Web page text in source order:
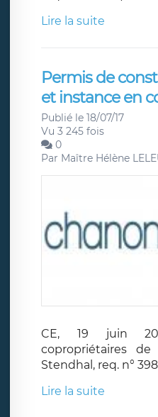
Lire la suite
Permis de
et instance en
Publié le 18/07/17
Vu 3 245 fois
0
Par Maître Hélène
CE, 19 juin
copropriétaires
Stendhal, req. n°
Lire la suite